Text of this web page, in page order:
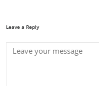
Leave a Reply